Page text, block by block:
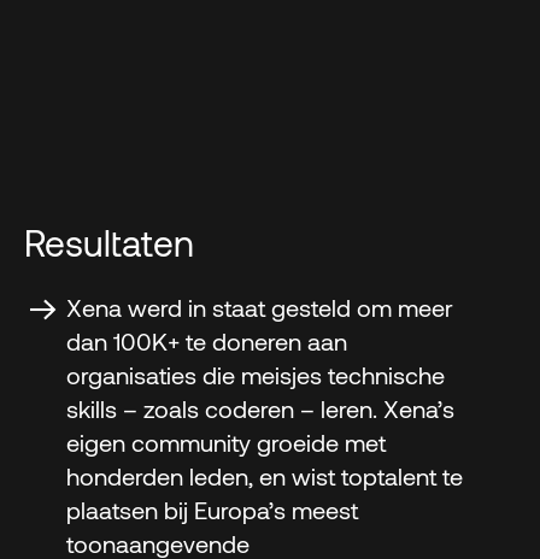
Resultaten
Xena werd in staat gesteld om meer
dan 100K+ te doneren aan
organisaties die meisjes technische
skills – zoals coderen – leren. Xena’s
eigen community groeide met
honderden leden, en wist toptalent te
plaatsen bij Europa’s meest
toonaangevende